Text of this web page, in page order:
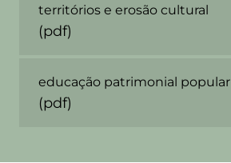
territórios e erosão cultural
(pdf)
educação patrimonial popular
(pdf)